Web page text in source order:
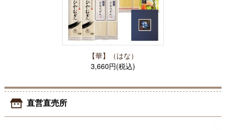
【華】（はな）
3,660円(税込)
直営直売所